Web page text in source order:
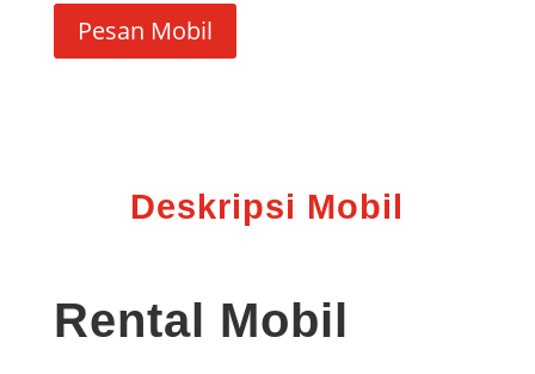
Pesan Mobil
Deskripsi Mobil
Rental Mobil